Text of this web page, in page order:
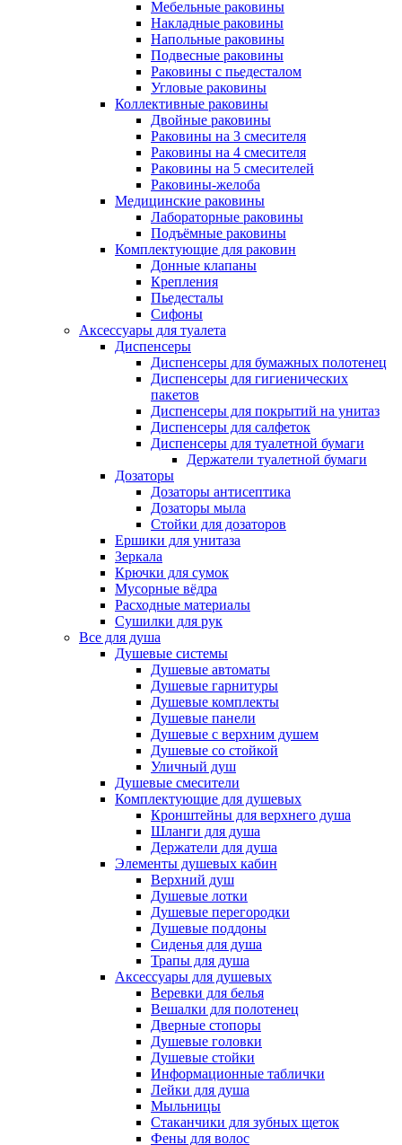
Мебельные раковины
Накладные раковины
Напольные раковины
Подвесные раковины
Раковины с пьедесталом
Угловые раковины
Коллективные раковины
Двойные раковины
Раковины на 3 смесителя
Раковины на 4 смесителя
Раковины на 5 смесителей
Раковины-желоба
Медицинские раковины
Лабораторные раковины
Подъёмные раковины
Комплектующие для раковин
Донные клапаны
Крепления
Пьедесталы
Сифоны
Аксессуары для туалета
Диспенсеры
Диспенсеры для бумажных полотенец
Диспенсеры для гигиенических
пакетов
Диспенсеры для покрытий на унитаз
Диспенсеры для салфеток
Диспенсеры для туалетной бумаги
Держатели туалетной бумаги
Дозаторы
Дозаторы антисептика
Дозаторы мыла
Стойки для дозаторов
Ершики для унитаза
Зеркала
Крючки для сумок
Мусорные вёдра
Расходные материалы
Сушилки для рук
Все для душа
Душевые системы
Душевые автоматы
Душевые гарнитуры
Душевые комплекты
Душевые панели
Душевые с верхним душем
Душевые со стойкой
Уличный душ
Душевые смесители
Комплектующие для душевых
Кронштейны для верхнего душа
Шланги для душа
Держатели для душа
Элементы душевых кабин
Верхний душ
Душевые лотки
Душевые перегородки
Душевые поддоны
Сиденья для душа
Трапы для душа
Аксессуары для душевых
Веревки для белья
Вешалки для полотенец
Дверные стопоры
Душевые головки
Душевые стойки
Информационные таблички
Лейки для душа
Мыльницы
Стаканчики для зубных щеток
Фены для волос